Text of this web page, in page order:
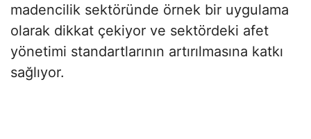
madencilik sektöründe örnek bir uygulama
olarak dikkat çekiyor ve sektördeki afet
yönetimi standartlarının artırılmasına katkı
sağlıyor.